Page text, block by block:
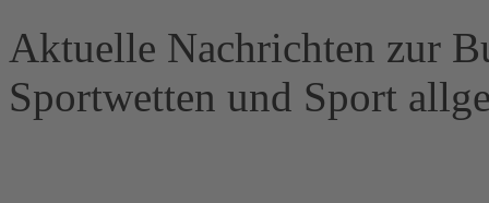
Aktuelle Nachrichten zur
Sportwetten und Sport